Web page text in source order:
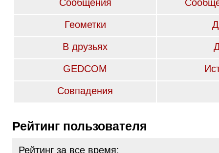
Сообщения
Геометки
В друзьях
GEDCOM
Совпадения
Рейтинг пользователя
Рейтинг за все время: